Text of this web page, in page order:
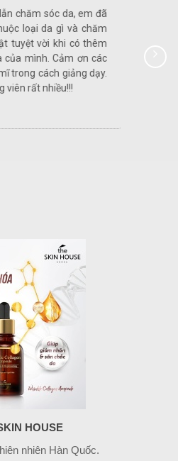
chăm sóc da, em đã
loại da gì và chăm
tuyệt vời khi có thêm
của mình. Cảm ơn các
trong cách giảng dạy.
viên rất nhiều!!!
HOUSE
nhiên Hàn Quốc.